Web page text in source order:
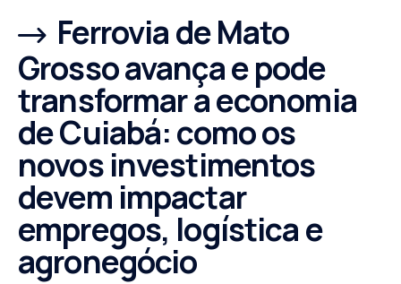
Ferrovia de Mato
Grosso avança e pode
transformar a economia
de Cuiabá: como os
novos investimentos
devem impactar
empregos, logística e
agronegócio